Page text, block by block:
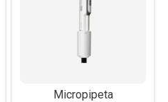
Micropipeta